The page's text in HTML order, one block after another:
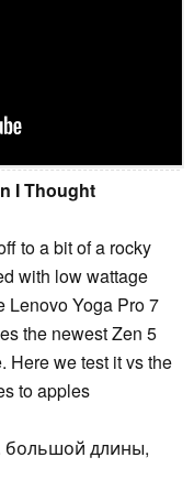
I Thought
to a bit of a rocky
with low wattage
Lenovo Yoga Pro 7
the newest Zen 5
Here we test it vs the
to apples
большой длины,